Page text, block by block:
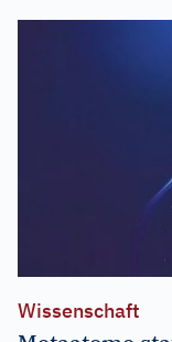
Wissenschaft